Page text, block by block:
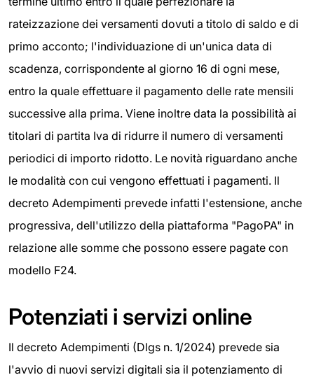
rateizzazione dei versamenti dovuti a titolo di saldo e di
primo acconto; l'individuazione di un'unica data di
scadenza, corrispondente al giorno 16 di ogni mese,
entro la quale effettuare il pagamento delle rate mensili
successive alla prima. Viene inoltre data la possibilità ai
titolari di partita Iva di ridurre il numero di versamenti
periodici di importo ridotto. Le novità riguardano anche
le modalità con cui vengono effettuati i pagamenti. Il
decreto Adempimenti prevede infatti l'estensione, anche
progressiva, dell'utilizzo della piattaforma "PagoPA" in
relazione alle somme che possono essere pagate con
modello F24.
Potenziati i servizi online
Il decreto Adempimenti (Dlgs n. 1/2024) prevede sia
l'avvio di nuovi servizi digitali sia il potenziamento di